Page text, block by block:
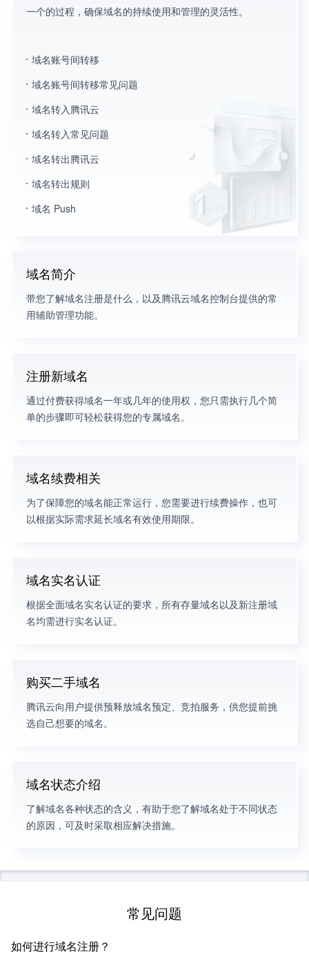
域名简介
带您了解域名注册是什么，以及腾讯云域名控制台提供的常
用辅助管理功能。
注册新域名
通过付费获得域名一年或几年的使用权，您只需执行几个简
单的步骤即可轻松获得您的专属域名。
域名续费相关
为了保障您的域名能正常运行，您需要进行续费操作，也可
以根据实际需求延长域名有效使用期限。
域名实名认证
根据全面域名实名认证的要求，所有存量域名以及新注册域
名均需进行实名认证。
购买二手域名
腾讯云向用户提供预释放域名预定、竞拍服务，供您提前挑
选自己想要的域名。
域名状态介绍
了解域名各种状态的含义，有助于您了解域名处于不同状态
的原因，可及时采取相应解决措施。
一个的过程，确保域名的持续使用和管理的灵活性。
域名账号间转移
域名账号间转移常见问题
域名转入腾讯云
域名转入常见问题
域名转出腾讯云
域名转出规则
域名 Push
常见问题
如何进行域名注册？